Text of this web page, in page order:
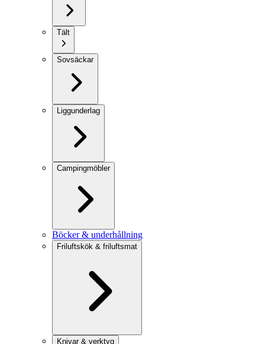
Tält
Sovsäckar
Liggunderlag
Campingmöbler
Böcker & underhållning
Friluftskök & friluftsmat
Knivar & verktyg